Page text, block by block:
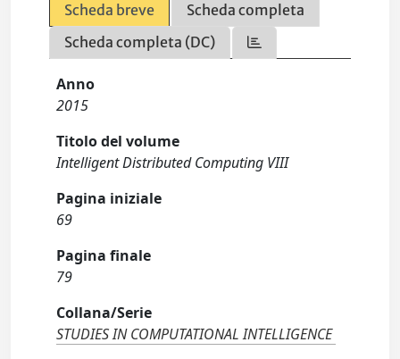
Scheda breve
Scheda completa
Scheda completa (DC)
Anno
2015
Titolo del volume
Intelligent Distributed Computing VIII
Pagina iniziale
69
Pagina finale
79
Collana/Serie
STUDIES IN COMPUTATIONAL INTELLIGENCE